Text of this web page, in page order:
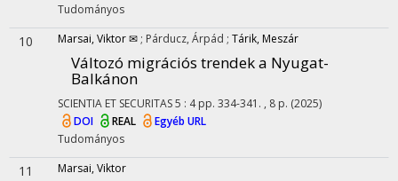
Tudományos
10 Marsai, Viktor ✉ ; Párducz, Árpád ; Tárik, Meszár
Változó migrációs trendek a Nyugat-
Balkánon
SCIENTIA ET SECURITAS5 : 4 pp. 334-341. , 8 p. (2025)
DOI
REAL
Egyéb URL
Tudományos
11 Marsai, Viktor